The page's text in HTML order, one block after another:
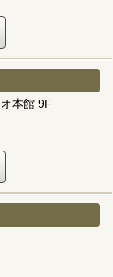
本館 9F